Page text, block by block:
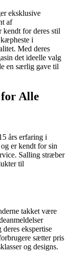
eksklusive
af
kendt for deres stil
i
Med deres
det ideelle valg
en særlig gave til
Alle
års erfaring i
er kendt for sin
Salling stræber
til
takket være
ekspertise
sætter pris
og designs.